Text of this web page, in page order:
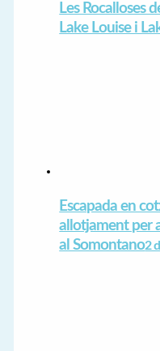
Les Rocalloses
Lake Louise i
Escapada en
allotjament per
al Somontano2